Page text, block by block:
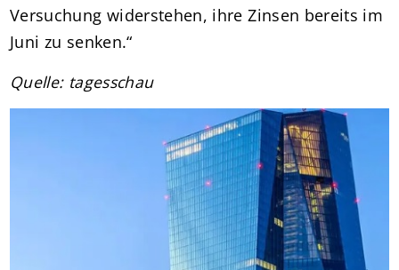
Versuchung widerstehen, ihre Zinsen bereits im
Juni zu senken.“
Quelle: tagesschau